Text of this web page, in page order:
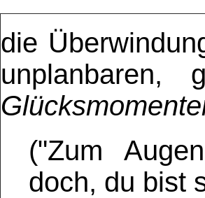
die
unplanbaren,
("Zum
doch, du bist